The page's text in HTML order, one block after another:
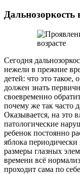
Дальнозоркость
Сегодня
нежели в прежние
детей: что это
должен знать
своевременно
почему же так часто
Оказывается, на это
патологические
ребенок постоянно
яблока
размеры глазных
времени всё
проходит сама по